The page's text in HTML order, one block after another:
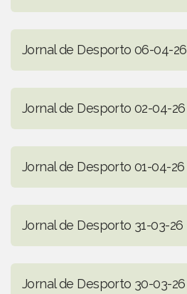
Jornal de Desporto 06-04-26
Jornal de Desporto 02-04-26
Jornal de Desporto 01-04-26
Jornal de Desporto 31-03-26
Jornal de Desporto 30-03-26